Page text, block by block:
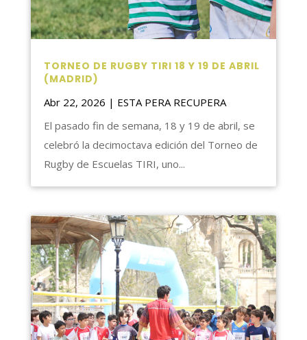
TORNEO DE RUGBY TIRI 18 Y 19 DE ABRIL
(MADRID)
Abr 22, 2026 | ESTA PERA RECUPERA
El pasado fin de semana, 18 y 19 de abril, se
celebró la decimoctava edición del Torneo de
Rugby de Escuelas TIRI, uno...